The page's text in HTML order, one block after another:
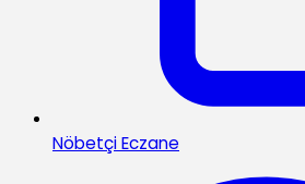
Nöbetçi Eczane